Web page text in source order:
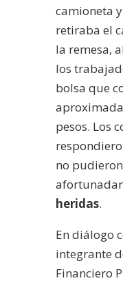
camioneta
retiraba el
la remesa,
los
bolsa que
pesos. Los
no
heridas.
En diálogo
integrante
Financiero